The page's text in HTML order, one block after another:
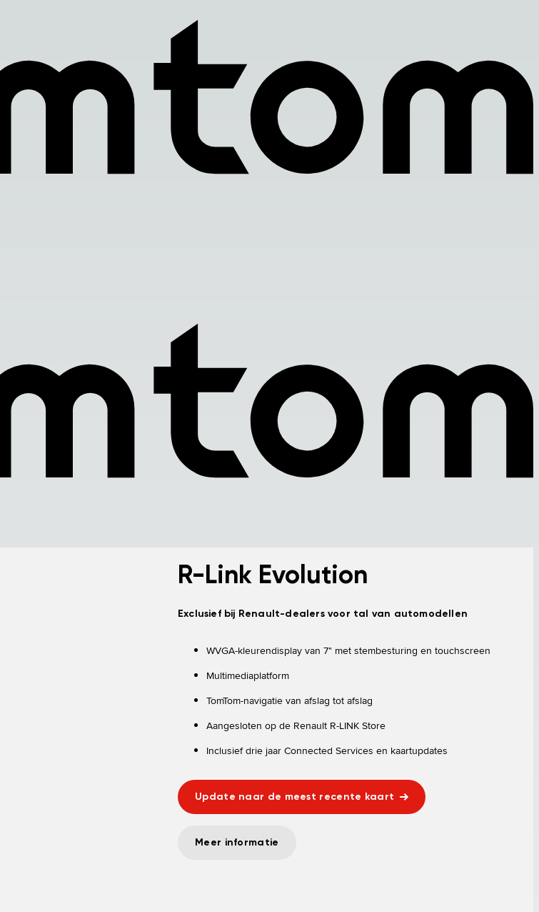
R-Link Evolution
Exclusief bij Renault-dealers voor tal van automodellen
WVGA-kleurendisplay van 7" met stembesturing en touchscreen
Multimediaplatform
TomTom-navigatie van afslag tot afslag
Aangesloten op de Renault R-LINK Store
Inclusief drie jaar Connected Services en kaartupdates
Update naar de meest recente kaart
Meer informatie